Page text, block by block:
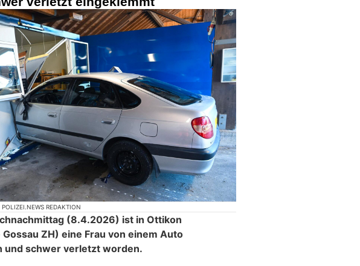
POLIZEI.NEWS REDAKTION
(8.4.2026) ist in Ottikon
ZH) eine Frau von einem Auto
und schwer verletzt worden.